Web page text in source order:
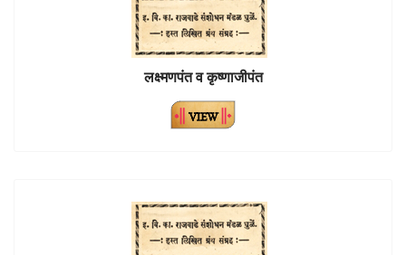
लक्ष्मणपंत व कृष्णाजीपंत